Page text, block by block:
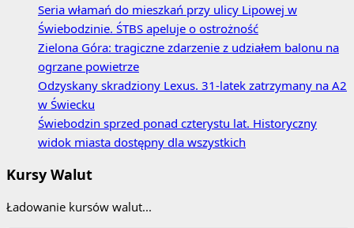
Seria włamań do mieszkań przy ulicy Lipowej w
Świebodzinie. ŚTBS apeluje o ostrożność
Zielona Góra: tragiczne zdarzenie z udziałem balonu na
ogrzane powietrze
Odzyskany skradziony Lexus. 31‑latek zatrzymany na A2
w Świecku
Świebodzin sprzed ponad czterystu lat. Historyczny
widok miasta dostępny dla wszystkich
Kursy Walut
Ładowanie kursów walut...